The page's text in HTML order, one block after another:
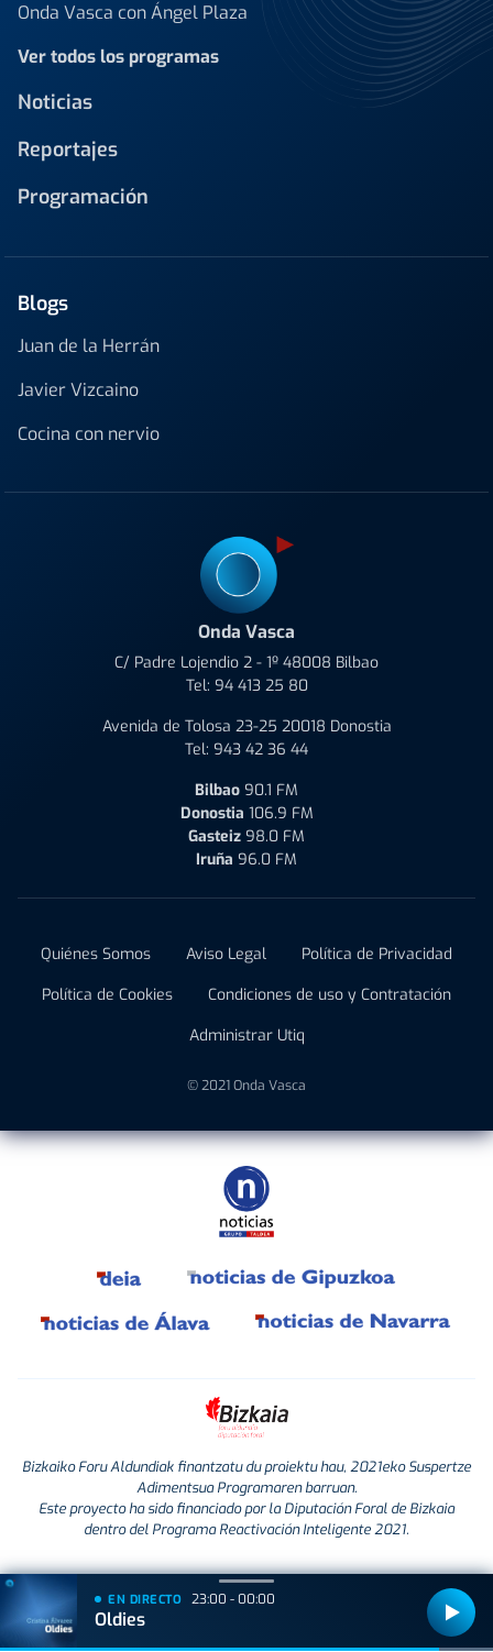
Onda Vasca con Ángel Plaza
Ver todos los programas
Noticias
Reportajes
Programación
Blogs
Juan de la Herrán
Javier Vizcaino
Cocina con nervio
Onda Vasca
C/ Padre Lojendio 2 - 1º 48008 Bilbao
Tel: 94 413 25 80
Avenida de Tolosa 23-25 20018 Donostia
Tel: 943 42 36 44
Bilbao 90.1 FM
Donostia 106.9 FM
Gasteiz 98.0 FM
Iruña 96.0 FM
Quiénes Somos Aviso Legal
Política de Privacidad
Política de Cookies
Condiciones de uso y Contratación
Administrar Utiq
© 2021 Onda Vasca
Bizkaiko Foru Aldundiak finantzatu du proiektu hau, 2021eko Suspertze
Adimentsua Programaren barruan.
Este proyecto ha sido financiado por la Diputación Foral de Bizkaia
dentro del Programa Reactivación Inteligente 2021.
EN DIRECTO 23:00 - 00:00
Oldies